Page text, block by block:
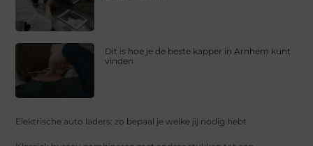
Dit is hoe je de beste kapper in Arnhem kunt
vinden
Elektrische auto laders: zo bepaal je welke jij nodig hebt